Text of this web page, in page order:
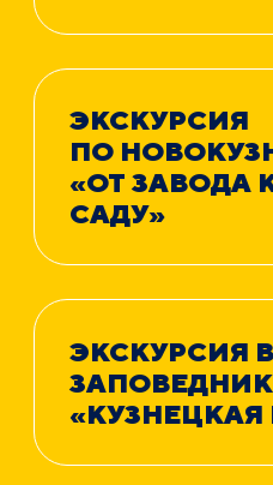
ЭКСКУРСИЯ
ПО
«ОТ ЗАВОДА
САДУ»
ЭКСКУРСИЯ
ЗАПОВЕДНИК
«КУЗНЕЦКАЯ